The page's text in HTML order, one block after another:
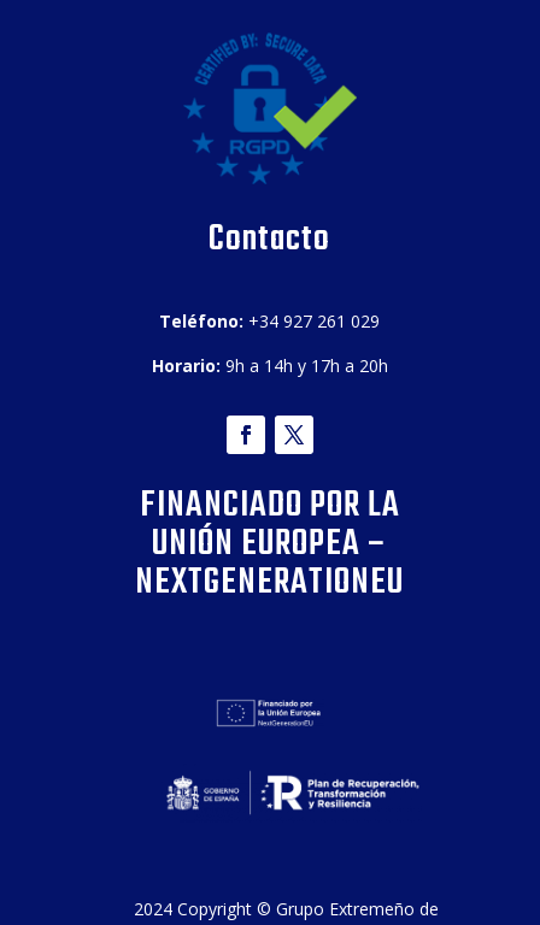
Contacto
Teléfono: +34 927 261 029
Horario: 9h a 14h y 17h a 20h
FINANCIADO POR LA
UNIÓN EUROPEA –
NEXTGENERATIONEU
2024 Copyright © Grupo Extremeño de